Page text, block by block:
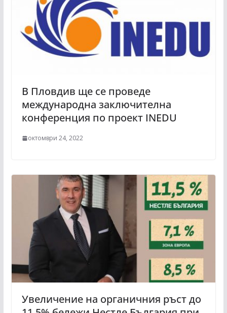
В Пловдив ще се проведе
международна заключителна
конференция по проект INEDU
октомври 24, 2022
Увеличение на органичния ръст до